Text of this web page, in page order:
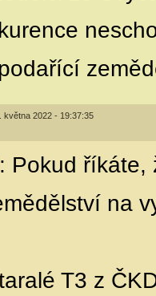
května 2022 - 19:37:35
Pokud říkáte,
na
T3 z